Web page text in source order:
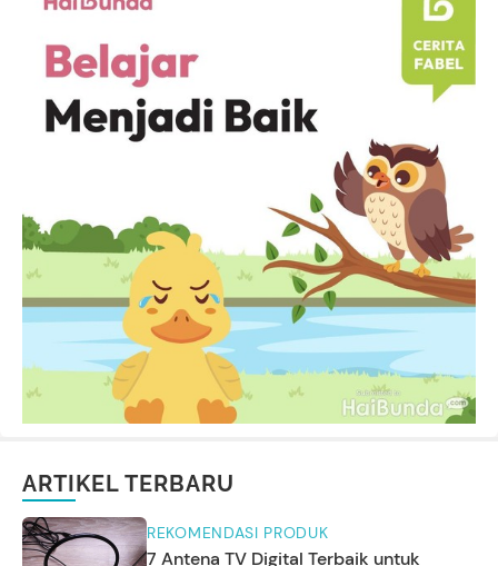
ARTIKEL TERBARU
REKOMENDASI PRODUK
7 Antena TV Digital Terbaik untuk